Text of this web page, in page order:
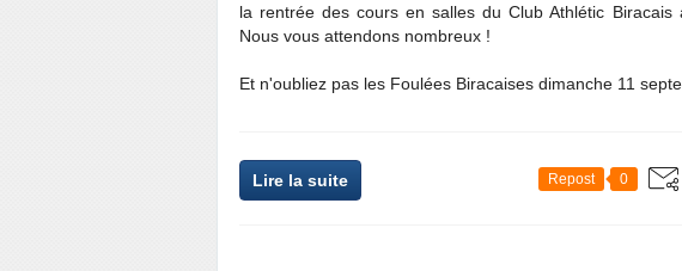
la rentrée des cours en salles du Club Athlétic
Nous vous attendons nombreux !
Et n'oubliez pas les Foulées Biracaises dimanche 11
Lire la suite Repost 0